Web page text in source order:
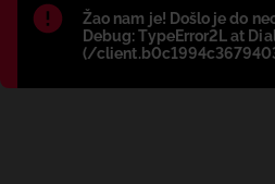
Błąd:
Žao nam je! Došlo je do
Debug: TypeError2L at
(/